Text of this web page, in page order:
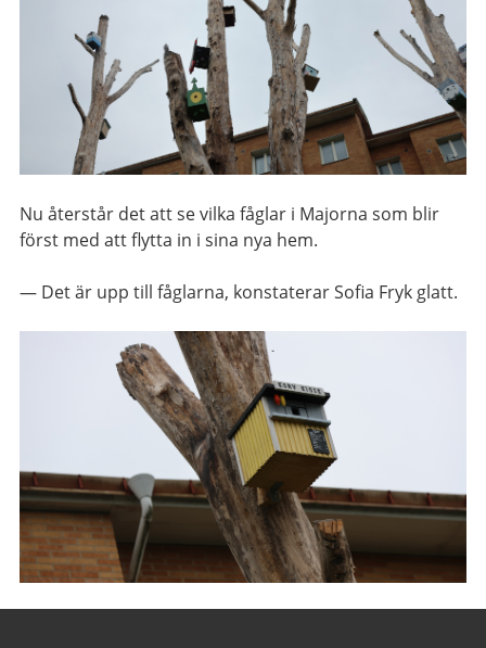
Nu återstår det att se vilka fåglar i Majorna som blir
först med att flytta in i sina nya hem.
— Det är upp till fåglarna, konstaterar Sofia Fryk glatt.